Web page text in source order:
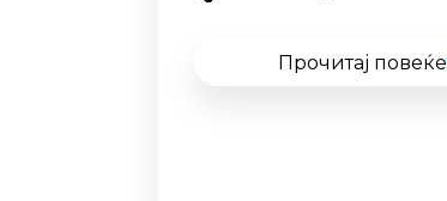
Прочитај повеќе